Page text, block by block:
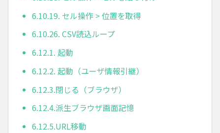
6.10.19. セル操作 > 位置を取得
6.10.26. CSV読込ループ
6.12.1. 起動
6.12.2. 起動（ユーザ情報引継）
6.12.3.閉じる（ブラウザ）
6.12.4.派生ブラウザ画面記憶
6.12.5.URL移動